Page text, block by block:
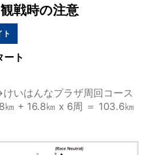
戦時の注意
ト
ート
いはんなプラザ周回コース
+ 16.8㎞ x 6周 ＝ 103.6㎞